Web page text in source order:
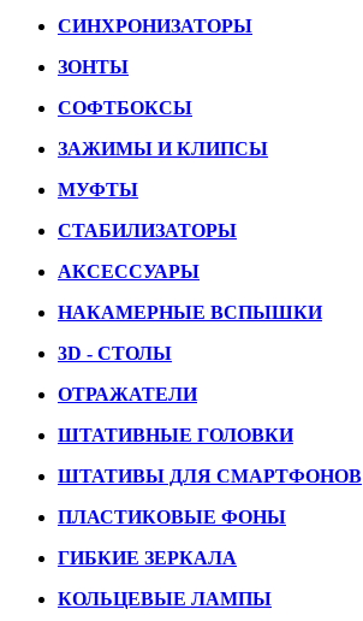
СИНХРОНИЗАТОРЫ
ЗОНТЫ
СОФТБОКСЫ
ЗАЖИМЫ И КЛИПСЫ
МУФТЫ
СТАБИЛИЗАТОРЫ
АКСЕССУАРЫ
НАКАМЕРНЫЕ ВСПЫШКИ
3D - СТОЛЫ
ОТРАЖАТЕЛИ
ШТАТИВНЫЕ ГОЛОВКИ
ШТАТИВЫ ДЛЯ СМАРТФОНОВ
ПЛАСТИКОВЫЕ ФОНЫ
ГИБКИЕ ЗЕРКАЛА
КОЛЬЦЕВЫЕ ЛАМПЫ